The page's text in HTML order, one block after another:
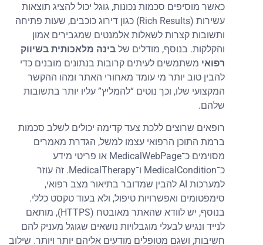
כאשר מוסיפים סכמות נכונות, גוגל יכול להציג תוצאות
עשירות (Rich Results) כגון דירוג כוכבים, שעות פתיחה
ותשובות קצרות לשאלות אלמנטים שמגבירים אמון
והקלקות. בנוסף, מודלים של בינה מלאכותית בשיווק
רפואי משתמשים לעיתים קרובות בנתונים מובנים כדי
להבין טוב יותר מי עומד מאחורי האתר ומהו ההקשר
המקצועי שלו, וכך נוטים “להמליץ” עליו יותר בתשובות
שלהם.
רופאים שרוצים ללכת צעד קדימה יכולים לשלב סכמות
ברמת התוכן הרפואי עצמו למשל, הגדרת מאמרים
מסוימים כ־MedicalWebPage או פריטי מידע
כ־MedicalCondition ו־MedicalTherapy. זה עוזר
למערכות AI להבין שמדובר בתיאור מצב רפואי,
סימפטומים ואפשרויות טיפול, ולא בעוד טקסט כללי.
בנוסף, יש לוודא שהאתר מאובטח (HTTPS), מותאם
לנייד ונגיש לבעלי מוגבלויות נושאים שגוגל מעניק להם
חשיבות, ושגם מטופלים מודעים אליהם יותר ויותר. שילוב